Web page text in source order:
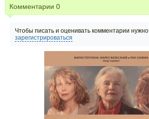
Комментарии 0
Чтобы писать и оценивать комментарии нужно
зарегистрироваться